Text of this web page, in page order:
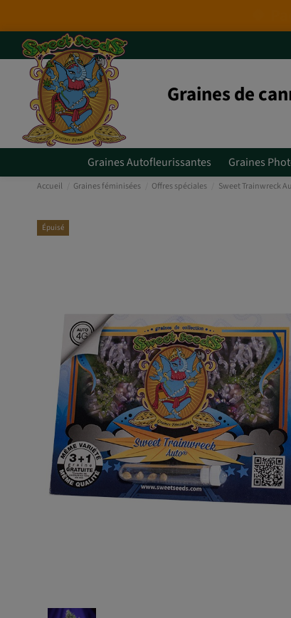
Graines de
Graines Autofleurissantes Graines
Accueil Graines féminisées Offres spéciales Sweet Trainwreck
Épuisé